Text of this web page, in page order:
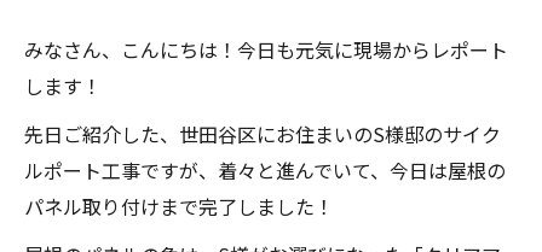
みなさん、こんにちは！今日も元気に現場からレポート
します！
先日ご紹介した、世田谷区にお住まいのS様邸のサイク
ルポート工事ですが、着々と進んでいて、今日は屋根の
パネル取り付けまで完了しました！